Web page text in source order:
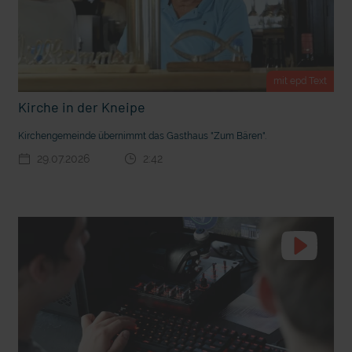
Nachhaltige Geldanlage: Rendite mit gutem Gewissen?
Ostern erleben wie vor 2000 Jahren in Jerusalem
mit epd Text
Kirche in der Kneipe
Kirchengemeinde übernimmt das Gasthaus "Zum Bären".
29.07.2026 2:42